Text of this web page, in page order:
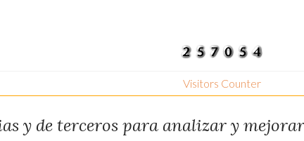
Visitors Counter
y de terceros para analizar y